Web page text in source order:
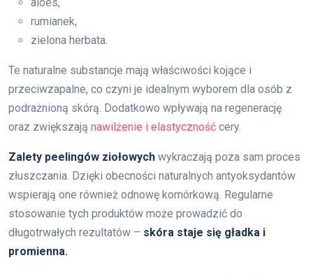
rumianek,
zielona herbata.
Te naturalne substancje mają właściwości kojące i
przeciwzapalne, co czyni je idealnym wyborem dla osób z
podrażnioną skórą. Dodatkowo wpływają na regenerację
oraz zwiększają nawilżenie i elastyczność cery.
Zalety peelingów ziołowych wykraczają poza sam proces
złuszczania. Dzięki obecności naturalnych antyoksydantów
wspierają one również odnowę komórkową. Regularne
stosowanie tych produktów może prowadzić do
długotrwałych rezultatów – skóra staje się gładka i
promienna.